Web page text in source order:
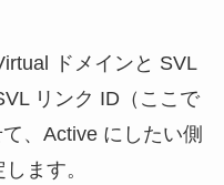
ドメインと SVL
リンク ID（ここで
、Active にしたい側
ます。